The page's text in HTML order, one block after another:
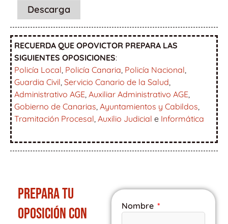
Descarga
RECUERDA QUE OPOVICTOR PREPARA LAS
SIGUIENTES OPOSICIONES:
Policía Local, Policía Canaria, Policía Nacional,
Guardia Civil, Servicio Canario de la Salud,
Administrativo AGE, Auxiliar Administrativo AGE,
Gobierno de Canarias, Ayuntamientos y Cabildos,
Tramitación Procesal, Auxilio Judicial e Informática
PREPARA TU
OPOSICIÓN CON
Nombre